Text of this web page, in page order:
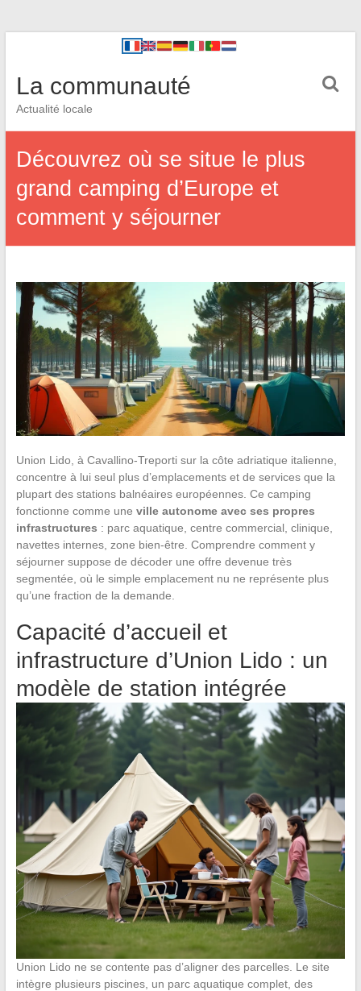
La communauté
Actualité locale
Découvrez où se situe le plus
grand camping d’Europe et
comment y séjourner
Union Lido, à Cavallino-Treporti sur la côte adriatique italienne,
concentre à lui seul plus d’emplacements et de services que la
plupart des stations balnéaires européennes. Ce camping
fonctionne comme une ville autonome avec ses propres
infrastructures : parc aquatique, centre commercial, clinique,
navettes internes, zone bien-être. Comprendre comment y
séjourner suppose de décoder une offre devenue très
segmentée, où le simple emplacement nu ne représente plus
qu’une fraction de la demande.
Capacité d’accueil et
infrastructure d’Union Lido : un
modèle de station intégrée
Union Lido ne se contente pas d’aligner des parcelles. Le site
intègre plusieurs piscines, un parc aquatique complet, des